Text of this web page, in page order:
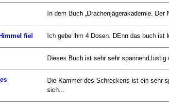
In dem Buch „Drachenjägerakademie. Der
fiel Ich gebe ihm 4 Dosen. DEnn das buch ist
Dieses Buch ist sehr sehr
Die Kammer des Schreckens ist ein sehr
sich...